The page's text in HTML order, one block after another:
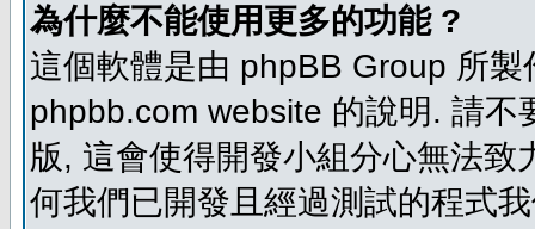
為什麼不能使用更多的功能 ?
這個軟體是由 phpBB Group 所
phpbb.com website 的說明. 請
版, 這會使得開發小組分心無法
何我們已開發且經過測試的程式